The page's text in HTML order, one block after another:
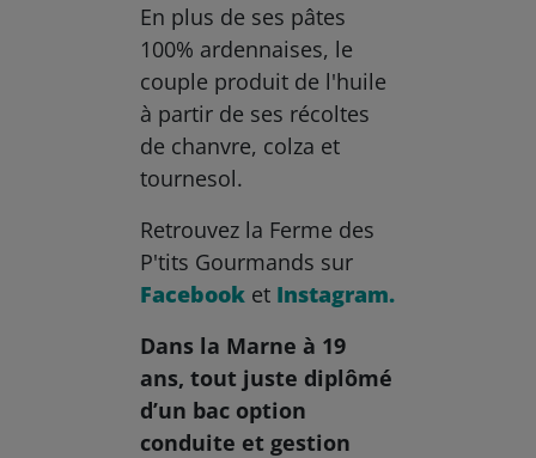
En plus de ses pâtes
100% ardennaises, le
couple produit de l'huile
à partir de ses récoltes
de chanvre, colza et
tournesol.
Retrouvez la Ferme des
P'tits Gourmands sur
Facebook et Instagram.
Dans la Marne à 19
ans, tout juste diplômé
d’un bac option
conduite et gestion